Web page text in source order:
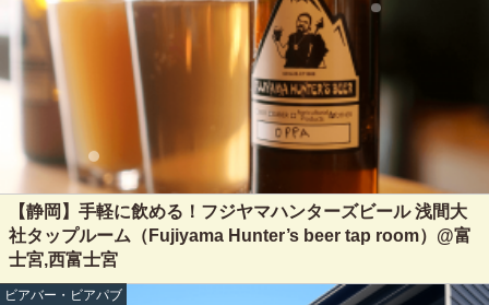
【静岡】手軽に飲める！フジヤマハンターズビール 浅間大
社タップルーム（Fujiyama Hunter’s beer tap room）@富
士宮,西富士宮
ビアバー・ビアパブ